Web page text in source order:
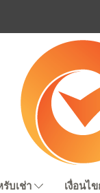
รับเช่า เงื่อนไ